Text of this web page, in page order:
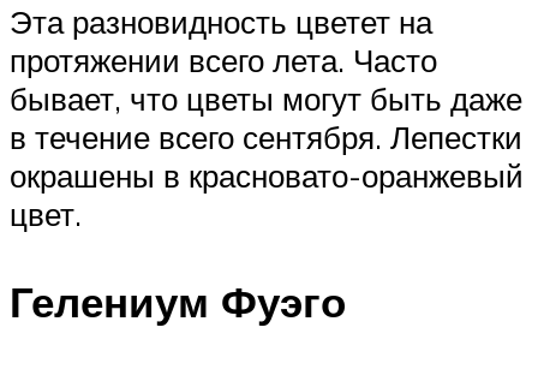
Эта разновидность цветет на
протяжении всего лета. Часто
бывает, что цветы могут быть даже
в течение всего сентября. Лепестки
окрашены в красновато-оранжевый
цвет.
Гелениум Фуэго